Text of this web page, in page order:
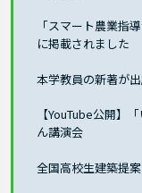
「スマート農業指
に掲載されました
本学教員の新著が
【YouTube公開】
ん講演会
全国高校生建築提